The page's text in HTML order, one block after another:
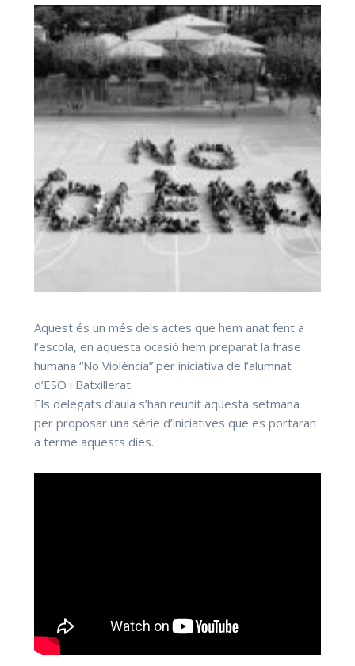
Aquest és un més dels actes que hem anat fent a
l’escola, en aquesta ocasió hem preparat la frase
humana “No Violència” per iniciativa de l’alumnat
d’ESO i Batxillerat.
Els delegats d’aula s’han reunit aquesta setmana
per proposar una sèrie d’iniciatives que es portaran
a terme aquests dies.